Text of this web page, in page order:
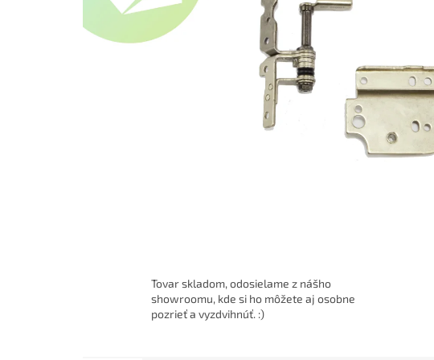
Tovar skladom, odosielame z nášho
showroomu, kde si ho môžete aj osobne
pozrieť a vyzdvihnúť. :)